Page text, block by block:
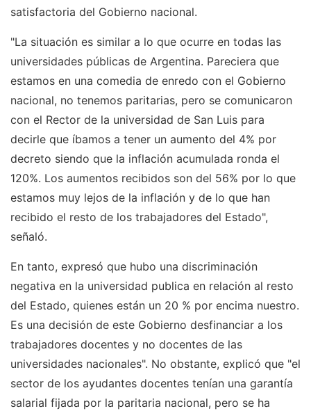
satisfactoria del Gobierno nacional.
"La situación es similar a lo que ocurre en todas las
universidades públicas de Argentina. Pareciera que
estamos en una comedia de enredo con el Gobierno
nacional, no tenemos paritarias, pero se comunicaron
con el Rector de la universidad de San Luis para
decirle que íbamos a tener un aumento del 4% por
decreto siendo que la inflación acumulada ronda el
120%. Los aumentos recibidos son del 56% por lo que
estamos muy lejos de la inflación y de lo que han
recibido el resto de los trabajadores del Estado",
señaló.
En tanto, expresó que hubo una discriminación
negativa en la universidad publica en relación al resto
del Estado, quienes están un 20 % por encima nuestro.
Es una decisión de este Gobierno desfinanciar a los
trabajadores docentes y no docentes de las
universidades nacionales". No obstante, explicó que "el
sector de los ayudantes docentes tenían una garantía
salarial fijada por la paritaria nacional, pero se ha